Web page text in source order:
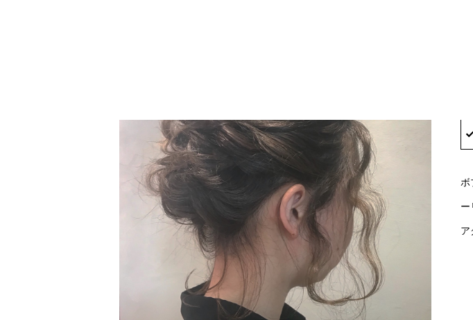
ボ
ー
ア